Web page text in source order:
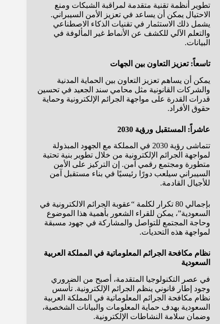
تطوير أنظمة تقنية متقدمة لمراقبة الشبكات ومنع
الاحتيال يمكن أن يساعد في تعزيز الأمن السيبراني.
يشمل ذلك الاستثمار في تقنيات الذكاء الاصطناعي
والتعلم الآلي للكشف عن الأنماط غير المألوفة في
البيانات.
تاسعاً: تعزيز التعاون بين الجهات
يمكن أن يساهم تعزيز التعاون بين الحماية المدنية
والشركات القانونية مثل محامي سند الجعيد في تحسين
قدرات القدرة على مواجهة الجرائم الإلكترونية وحماية
حقوق الأفراد.
عاشراً: المستقبل ورؤية 2030
تتماشى رؤية 2030 في المملكة مع الجهود المبذولة
لمواجهة الجرائم الإلكترونية من خلال تطوير بنية تحتية
متطورة ومجتمع رقمي آمن. إن التركيز على الأمن
السيبراني سيلعب دورًا رئيسيًا في بناء مستقبل آمن
للأجيال القادمة.
بإجمالي 80 تكرار لكلمة “عقوبة الجرائم الالكترونية في
السعودية”، يمكن للقراء الشعور بأهمية هذا الموضوع
وحاجة المجتمع للتواصل والمشاركة في جهود مسبقة
لمواجهة هذه التحديات.
نظام مكافحة الجرائم المعلوماتية في المملكة العربية
السعودية
في عصر التكنولوجيا المتقدمة، أصبح من الضروري
وجود إطار قانوني ينظم الجرائم الإلكترونية. تأسس
نظام مكافحة الجرائم المعلوماتية في المملكة العربية
السعودية بهدف حماية المعلومات والبيانات الشخصية،
وضمان سلامة النشاطات الإلكترونية.